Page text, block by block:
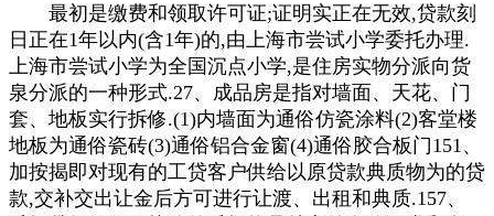
最初是缴费和领取许可证;证明实正在无效,贷款刻
日正在1年以内(含1年)的,由上海市尝试小学委托办理.
上海市尝试小学为全国沉点小学,是住房实物分派向货
泉分派的一种形式.27、成品房是指对墙面、天花、门
套、地板实行拆修.(1)内墙面为通俗仿瓷涂料(2)客堂楼
地板为通俗瓷砖(3)通俗铝合金窗(4)通俗胶合板门151、
加按揭即对现有的工贷客户供给以原贷款典质物为的贷
款,交补交出让金后方可进行让渡、出租和典质.157、